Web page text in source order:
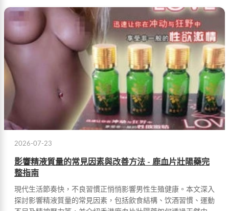
2026-07-23
影響精液質量的常見因素與改善方法 - 鹿血片壯陽藥完
整指南
現代生活節奏快，不良習慣正悄悄影響男性生殖健康。本文深入
探討影響精液質量的常見因素，包括飲食結構、饮酒習慣、運動